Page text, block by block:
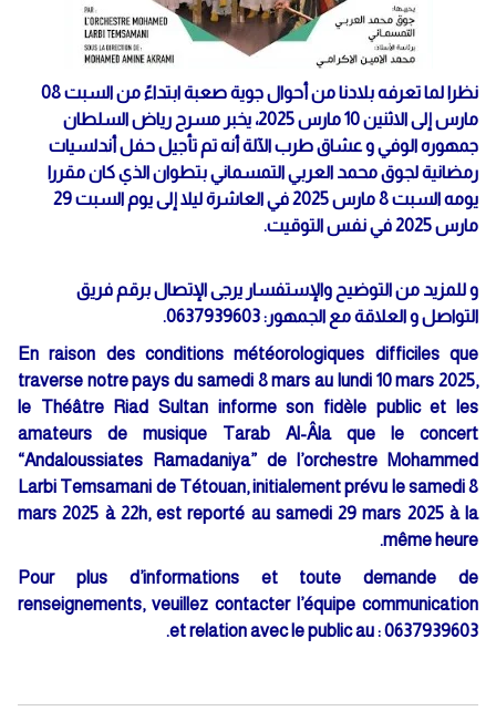
نظرا لما تعرفه بلادنا من أحوال جوية صعبة ابتداءً من السبت 08
مارس إلى الاثنين 10 مارس 2025، يخبر مسرح رياض السلطان
جمهوره الوفي و عشاق طرب الآلة أنه تم تأجيل حفل أندلسيات
رمضانية لجوق محمد العربي التمسماني بتطوان الذي كان مقررا
يومه السبت 8 مارس 2025 في العاشرة ليلا إلى يوم السبت 29
مارس 2025 في نفس التوقيت.
و للمزيد من التوضيح والإستفسار يرجى الإتصال برقم فريق
التواصل و العلاقة مع الجمهور: 0637939603.
En raison des conditions météorologiques difficiles que
traverse notre pays du samedi 8 mars au lundi 10 mars 2025,
le Théâtre Riad Sultan informe son fidèle public et les
amateurs de musique Tarab Al-Âla que le concert
“Andaloussiates Ramadaniya” de l’orchestre Mohammed
Larbi Temsamani de Tétouan, initialement prévu le samedi 8
mars 2025 à 22h, est reporté au samedi 29 mars 2025 à la
même heure.
Pour plus d’informations et toute demande de
renseignements, veuillez contacter l’équipe communication
et relation avec le public au : 0637939603.